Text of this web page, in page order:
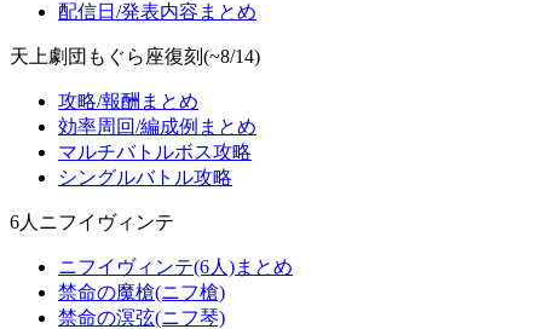
配信日/発表内容まとめ
天上劇団もぐら座復刻(~8/14)
攻略/報酬まとめ
効率周回/編成例まとめ
マルチバトルボス攻略
シングルバトル攻略
6人ニフイヴィンテ
ニフイヴィンテ(6人)まとめ
禁命の魔槍(ニフ槍)
禁命の溟弦(ニフ琴)